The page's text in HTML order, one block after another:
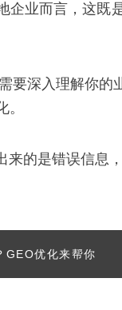
企业而言，这
要深入理解你
的是错误信息
GEO优化来帮你